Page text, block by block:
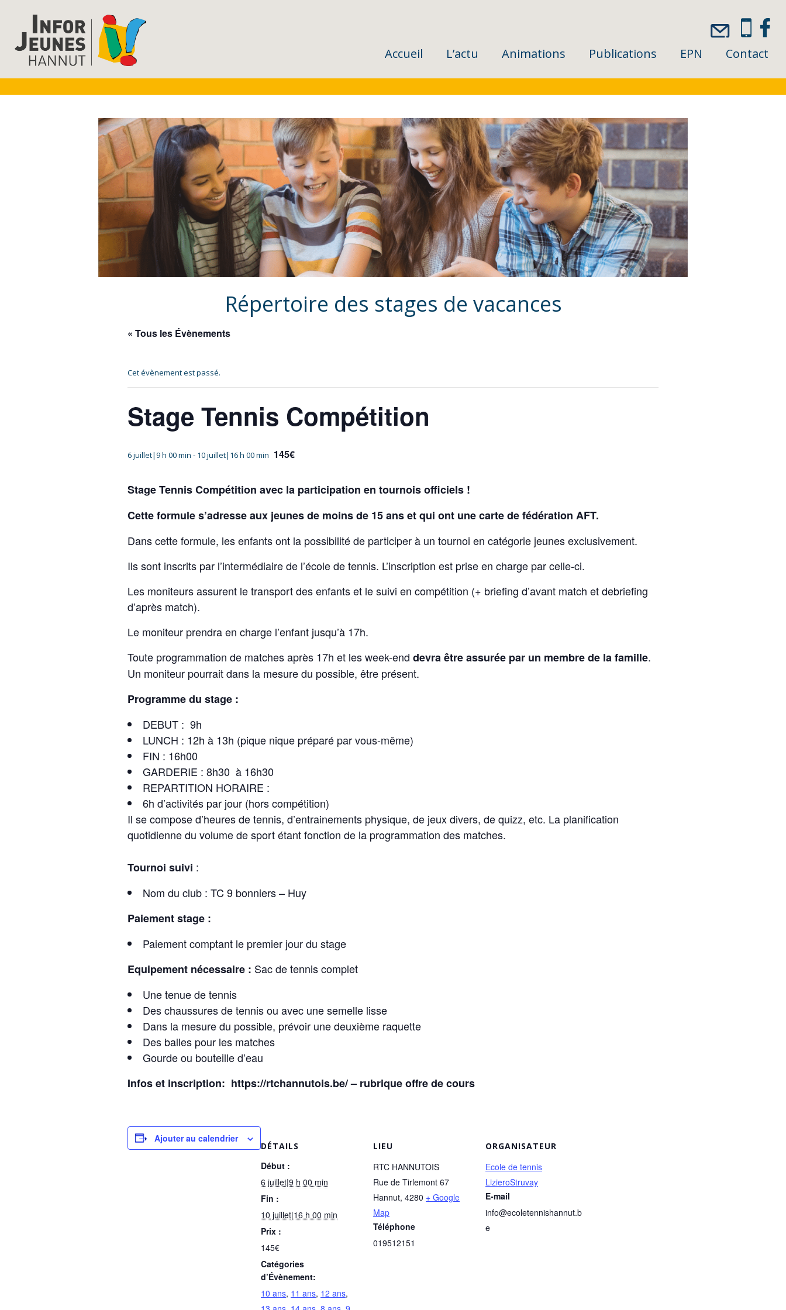
Accueil L’actu Animations Publications EPN Contact
Répertoire des stages de vacances
« Tous les Évènements
Cet évènement est passé.
Stage Tennis Compétition
6 juillet|9 h 00 min - 10 juillet|16 h 00 min 145€
Stage Tennis Compétition avec la participation en tournois officiels !
Cette formule s’adresse aux jeunes de moins de 15 ans et qui ont une carte de fédération AFT.
Dans cette formule, les enfants ont la possibilité de participer à un tournoi en catégorie jeunes exclusivement.
Ils sont inscrits par l’intermédiaire de l’école de tennis. L’inscription est prise en charge par celle-ci.
Les moniteurs assurent le transport des enfants et le suivi en compétition (+ briefing d’avant match et debriefing
d’après match).
Le moniteur prendra en charge l’enfant jusqu’à 17h.
Toute programmation de matches après 17h et les week-end devra être assurée par un membre de la famille.
Un moniteur pourrait dans la mesure du possible, être présent.
Programme du stage :
DEBUT : 9h
LUNCH : 12h à 13h (pique nique préparé par vous-même)
FIN : 16h00
GARDERIE : 8h30 à 16h30
REPARTITION HORAIRE :
6h d’activités par jour (hors compétition)
Il se compose d’heures de tennis, d’entrainements physique, de jeux divers, de quizz, etc. La planification
quotidienne du volume de sport étant fonction de la programmation des matches.
Tournoi suivi :
Nom du club : TC 9 bonniers – Huy
Paiement stage :
Paiement comptant le premier jour du stage
Equipement nécessaire : Sac de tennis complet
Une tenue de tennis
Des chaussures de tennis ou avec une semelle lisse
Dans la mesure du possible, prévoir une deuxième raquette
Des balles pour les matches
Gourde ou bouteille d’eau
Infos et inscription: https://rtchannutois.be/ – rubrique offre de cours
Ajouter au calendrier
DÉTAILS
Début :
6 juillet|9 h 00 min
Fin :
10 juillet|16 h 00 min
Prix :
145€
Catégories
d’Évènement:
10 ans, 11 ans, 12 ans,
LIEU
RTC HANNUTOIS
Rue de Tirlemont 67
Hannut, 4280 + Google
Map
Téléphone
019512151
ORGANISATEUR
Ecole de tennis
LizieroStruvay
E-mail
info@ecoletennishannut.b
e